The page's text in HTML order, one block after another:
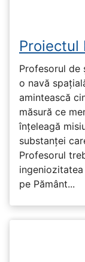
Proiectul
Profesorul de
o navă
amintească
măsură ce
înțeleagă
substanței
Profesorul
pe Pământ...